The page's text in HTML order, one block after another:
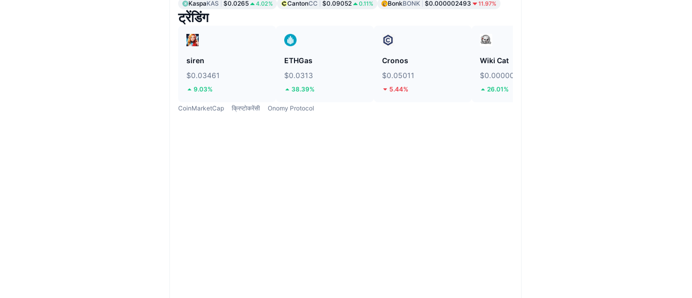
KaspaKAS $0.0265 4.02% CantonCC $0.09052 0.11% BonkBONK $0.000002493 11.97%
ट्रेंडिंग
siren
$0.03461
9.03%
ETHGas
$0.0313
38.39%
Cronos
$0.05011
5.44%
Wiki Cat
$0.00000008631
26.01%
CoinMarketCap क्रिप्टोकरेंसी Onomy Protocol